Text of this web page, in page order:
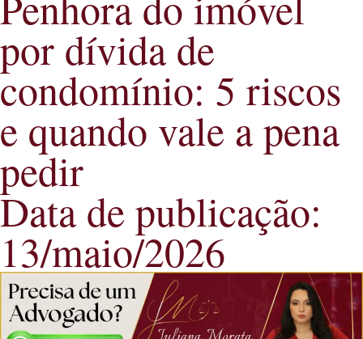
por dívida de
condomínio: 5 riscos
e quando vale a pena
pedir
Data de publicação:
13/maio/2026